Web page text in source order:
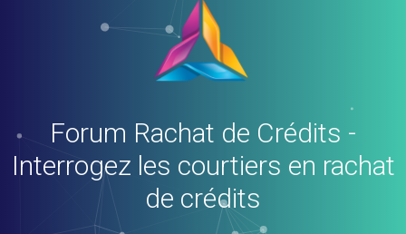
Forum Rachat de Crédits -
Interrogez les courtiers en rachat
de crédits